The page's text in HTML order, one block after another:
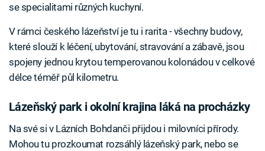
se specialitami různých kuchyní.
V rámci českého lázeňství je tu i rarita - všechny budovy,
které slouží k léčení, ubytování, stravování a zábavě, jsou
spojeny jednou krytou temperovanou kolonádou v celkové
délce téměř půl kilometru.
Lázeňský park i okolní krajina láká na procházky
Na své si v Lázních Bohdanči přijdou i milovníci přírody.
Mohou tu prozkoumat rozsáhlý lázeňský park, nebo se